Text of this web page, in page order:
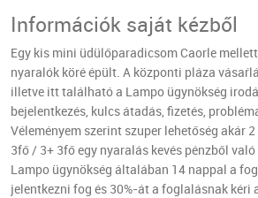
Információk saját kézből
Egy kis mini üdülőparadicsom Caorle
nyaralók köré épült. A központi pláza
illetve itt található a Lampo ügynökség
bejelentkezés, kulcs átadás, fizetés,
Véleményem szerint szuper lehetőség akár
3fő / 3+ 3fő egy nyaralás kevés pénzből
Lampo ügynökség általában 14 nappal a
jelentkezni fog és 30%-át a foglalásnak kéri